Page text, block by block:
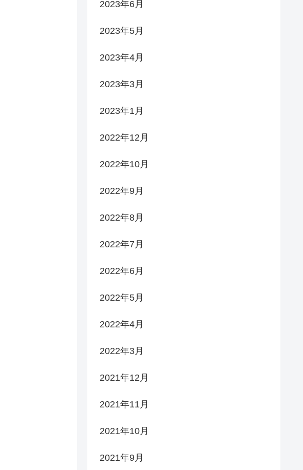
2023年6月
2023年5月
2023年4月
2023年3月
2023年1月
2022年12月
2022年10月
2022年9月
2022年8月
2022年7月
2022年6月
2022年5月
2022年4月
2022年3月
2021年12月
2021年11月
2021年10月
2021年9月